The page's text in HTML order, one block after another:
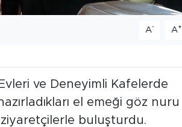
A- A+
ve Deneyimli Kafelerde
el emeği göz nuru
buluşturdu.